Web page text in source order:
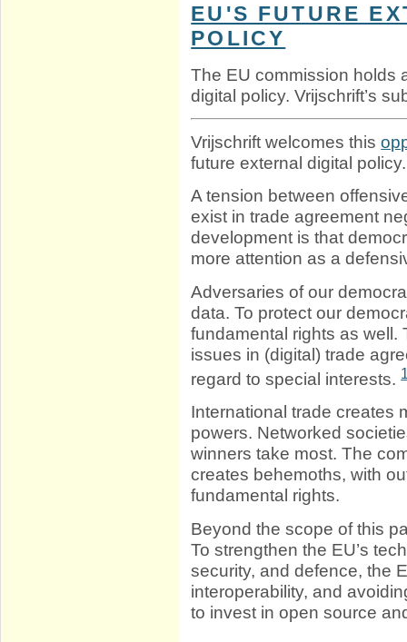
EU'S FUTURE
POLICY
The EU commission holds
digital policy. Vrijschrift’s
Vrijschrift welcomes this
future external digital policy.
A tension between
exist in trade agreement
development is that
more attention as a
Adversaries of our
data. To protect our
fundamental rights as well.
issues in (digital) trade
regard to special interests.
International trade creates
powers. Networked
winners take most. The
creates behemoths, with
fundamental rights.
Beyond the scope of this
To strengthen the EU’s
security, and defence, the
interoperability, and
to invest in open source